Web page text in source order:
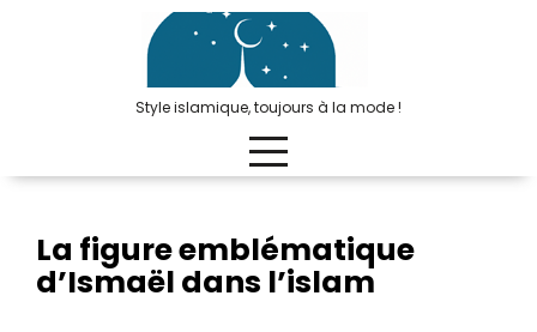
Style islamique, toujours à la mode !
La figure emblématique
d’Ismaël dans l’islam